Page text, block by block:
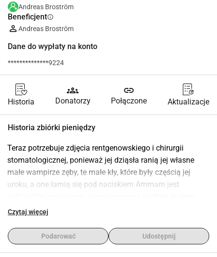
Andreas Broström
Beneficjentinfo
Andreas Broström
Dane do wypłaty na konto
**************9224
Historia
groups
Donatorzy
link
Połączone Aktualizacje
Historia zbiórki pieniędzy
Teraz potrzebuje zdjęcia rentgenowskiego i chirurgii
stomatologicznej, ponieważ jej dziąsła ranią jej własne
małe wampirze zęby, te małe kły, które były częścią jej
uroku, a one łamią się pod naciskiem Ammam jest
kotem, jakiego można sobie wyobrazić. Jest tak nieśmiała,
mimo to życie wciąż rzuca jej pecha.Ubezpieczenie nie
pokrywa zabiegu, ale jest on konieczny, aby mogła
Czytaj więcej
Podarować Udostępnij